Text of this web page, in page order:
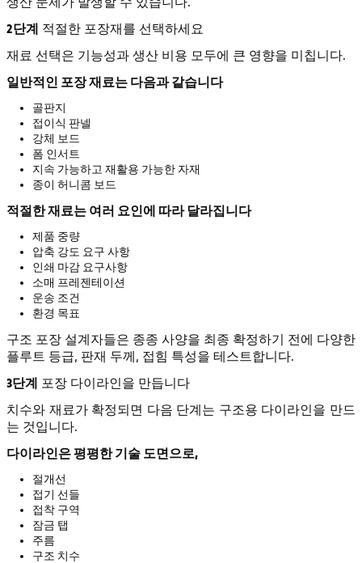
2단계 적절한 포장재를 선택하세요
재료 선택은 기능성과 생산 비용 모두에 큰 영향을 미칩니다.
일반적인 포장 재료는 다음과 같습니다
골판지
접이식 판넬
강체 보드
폼 인서트
지속 가능하고 재활용 가능한 자재
종이 허니콤 보드
적절한 재료는 여러 요인에 따라 달라집니다
제품 중량
압축 강도 요구 사항
인쇄 마감 요구사항
소매 프레젠테이션
운송 조건
환경 목표
구조 포장 설계자들은 종종 사양을 최종 확정하기 전에 다양한
플루트 등급, 판재 두께, 접힘 특성을 테스트합니다.
3단계 포장 다이라인을 만듭니다
치수와 재료가 확정되면 다음 단계는 구조용 다이라인을 만드
는 것입니다.
다이라인은 평평한 기술 도면으로,
절개선
접기 선들
접착 구역
잠금 탭
주름
구조 치수